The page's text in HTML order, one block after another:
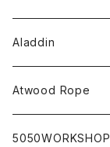
Aladdin
Atwood Rope
5050WORKSHOP